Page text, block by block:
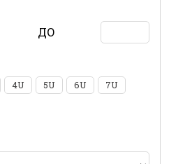
ДО
4U 5U 6U
7U